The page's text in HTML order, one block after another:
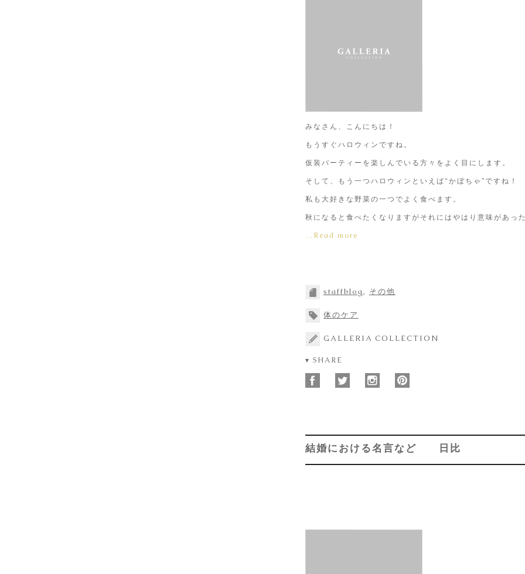
みなさん、こんにちは！
もうすぐハロウィンですね。
仮装パーティーを楽しんでいる方々をよく目にします。
そして、もう一つハロウィンといえば“かぼちゃ”ですね！
私も大好きな野菜の一つでよく食べます。
秋になると食べたくなりますがそれにはやはり意味があっ
…Read more
staffblog , その他
体のケア
GALLERIA COLLECTION
▾ SHARE
結婚における名言など 日比